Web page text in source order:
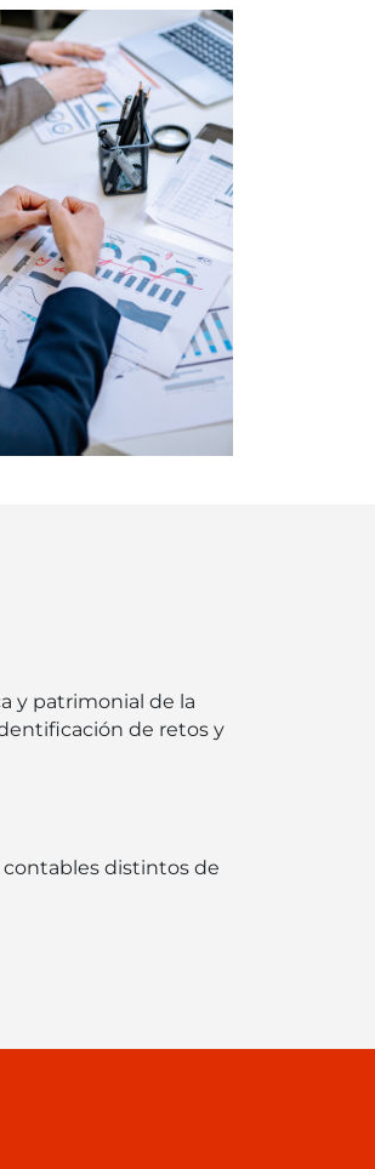
y patrimonial de la
de retos y
distintos de